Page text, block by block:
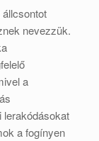
nevezzük.
a
lerakódásokat
a fogínyen